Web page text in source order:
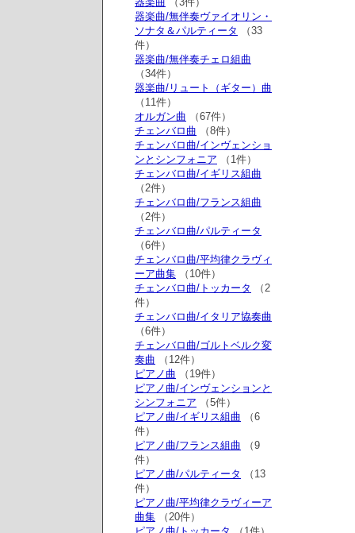
器楽曲/無伴奏ヴァイオリン・
ソナタ＆パルティータ
（33
件）
器楽曲/無伴奏チェロ組曲
（34件）
器楽曲/リュート（ギター）曲
（11件）
オルガン曲 （67件）
チェンバロ曲 （8件）
チェンバロ曲/インヴェンショ
ンとシンフォニア （1件）
チェンバロ曲/イギリス組曲
（2件）
チェンバロ曲/フランス組曲
（2件）
チェンバロ曲/パルティータ
（6件）
チェンバロ曲/平均律クラヴィ
ーア曲集 （10件）
チェンバロ曲/トッカータ
（2
件）
チェンバロ曲/イタリア協奏曲
（6件）
チェンバロ曲/ゴルトベルク変
奏曲 （12件）
ピアノ曲 （19件）
ピアノ曲/インヴェンションと
シンフォニア （5件）
ピアノ曲/イギリス組曲 （6
件）
ピアノ曲/フランス組曲 （9
件）
ピアノ曲/パルティータ
（13
件）
ピアノ曲/平均律クラヴィーア
曲集 （20件）